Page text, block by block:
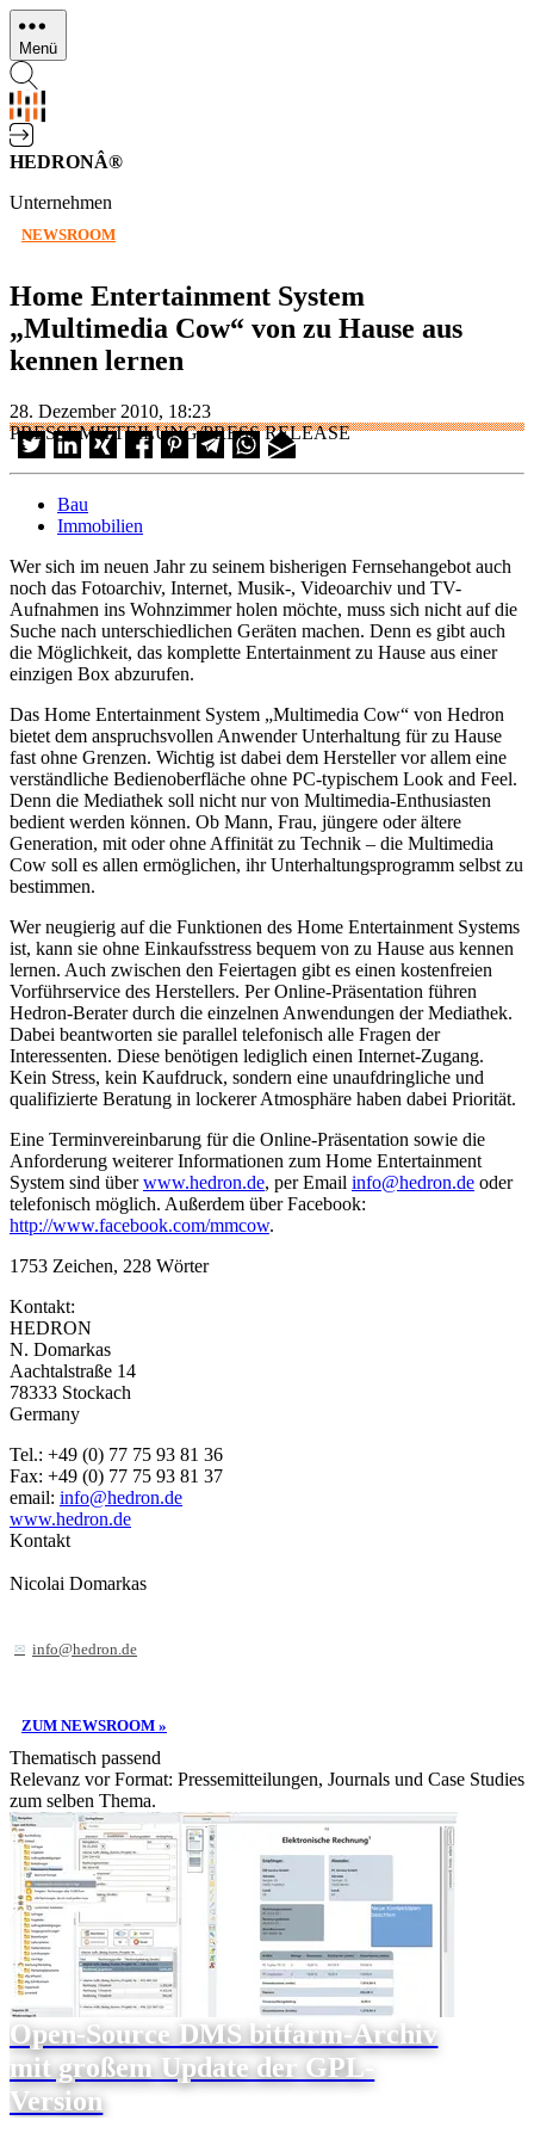
Direkt
zum
Inhalt
Menü
HEDRONÂ®
Unternehmen
NEWSROOM
Home Entertainment System
„Multimedia Cow“ von zu Hause aus
kennen lernen
28. Dezember 2010, 18:23
PRESSEMITTEILUNG/PRESS RELEASE
Bau
Immobilien
Wer sich im neuen Jahr zu seinem bisherigen Fernsehangebot auch
noch das Fotoarchiv, Internet, Musik-, Videoarchiv und TV-
Aufnahmen ins Wohnzimmer holen möchte, muss sich nicht auf die
Suche nach unterschiedlichen Geräten machen. Denn es gibt auch
die Möglichkeit, das komplette Entertainment zu Hause aus einer
einzigen Box abzurufen.
Das Home Entertainment System „Multimedia Cow“ von Hedron
bietet dem anspruchsvollen Anwender Unterhaltung für zu Hause
fast ohne Grenzen. Wichtig ist dabei dem Hersteller vor allem eine
verständliche Bedienoberfläche ohne PC-typischem Look and Feel.
Denn die Mediathek soll nicht nur von Multimedia-Enthusiasten
bedient werden können. Ob Mann, Frau, jüngere oder ältere
Generation, mit oder ohne Affinität zu Technik – die Multimedia
Cow soll es allen ermöglichen, ihr Unterhaltungsprogramm selbst zu
bestimmen.
Wer neugierig auf die Funktionen des Home Entertainment Systems
ist, kann sie ohne Einkaufsstress bequem von zu Hause aus kennen
lernen. Auch zwischen den Feiertagen gibt es einen kostenfreien
Vorführservice des Herstellers. Per Online-Präsentation führen
Hedron-Berater durch die einzelnen Anwendungen der Mediathek.
Dabei beantworten sie parallel telefonisch alle Fragen der
Interessenten. Diese benötigen lediglich einen Internet-Zugang.
Kein Stress, kein Kaufdruck, sondern eine unaufdringliche und
qualifizierte Beratung in lockerer Atmosphäre haben dabei Priorität.
Eine Terminvereinbarung für die Online-Präsentation sowie die
Anforderung weiterer Informationen zum Home Entertainment
System sind überwww.hedron.de, per Email info@hedron.de oder
telefonisch möglich. Außerdem über Facebook:
http://www.facebook.com/mmcow.
1753 Zeichen, 228 Wörter
Kontakt:
HEDRON
N. Domarkas
Aachtalstraße 14
78333 Stockach
Germany
Tel.: +49 (0) 77 75 93 81 36
Fax: +49 (0) 77 75 93 81 37
email: info@hedron.de
www.hedron.de
Kontakt
Nicolai Domarkas
info@hedron.de
ZUM NEWSROOM »
Thematisch passend
Relevanz vor Format: Pressemitteilungen, Journals und Case Studies
zum selben Thema.
Open-Source DMS bitfarm-Archiv
mit großem Update der GPL-
Version